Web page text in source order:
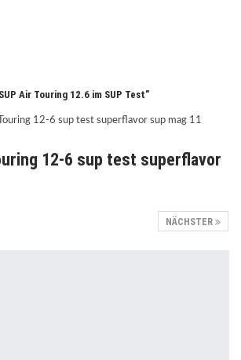
Air Touring 12.6 im SUP Test"
12-6 sup test superflavor
NÄCHSTER